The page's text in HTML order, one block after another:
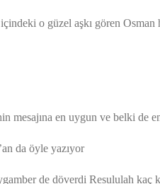
o güzel aşkı gören
en uygun ve belki de
da öyle yazıyor
de döverdi Resululah kaç